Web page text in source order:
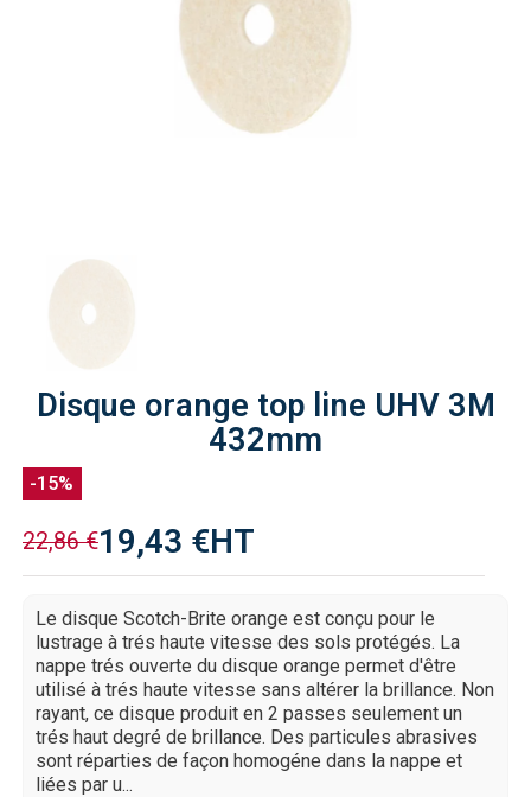
Disque orange top line UHV 3M
432mm
-15%
22,86 €19,43 €HT
Le disque Scotch-Brite orange est conçu pour le
lustrage à trés haute vitesse des sols protégés. La
nappe trés ouverte du disque orange permet d'être
utilisé à trés haute vitesse sans altérer la brillance. Non
rayant, ce disque produit en 2 passes seulement un
trés haut degré de brillance. Des particules abrasives
sont réparties de façon homogéne dans la nappe et
liées par u...